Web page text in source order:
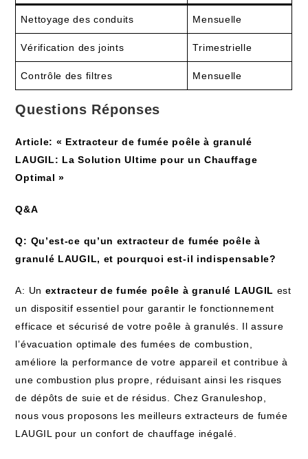
Nettoyage des conduits Mensuelle
Vérification des joints Trimestrielle
Contrôle des filtres Mensuelle
Questions Réponses
Article: « Extracteur de fumée poêle à granulé
LAUGIL: La Solution Ultime pour un Chauffage
Optimal »
Q&A
Q: Qu’est-ce qu’un extracteur de fumée poêle à
granulé LAUGIL, et pourquoi est-il indispensable?
A: Un extracteur de fumée poêle à granulé LAUGIL est
un dispositif essentiel pour garantir le fonctionnement
efficace et sécurisé de votre poêle à granulés. Il assure
l’évacuation optimale des fumées de combustion,
améliore la performance de votre appareil et contribue à
une combustion plus propre, réduisant ainsi les risques
de dépôts de suie et de résidus. Chez Granuleshop,
nous vous proposons les meilleurs extracteurs de fumée
LAUGIL pour un confort de chauffage inégalé.